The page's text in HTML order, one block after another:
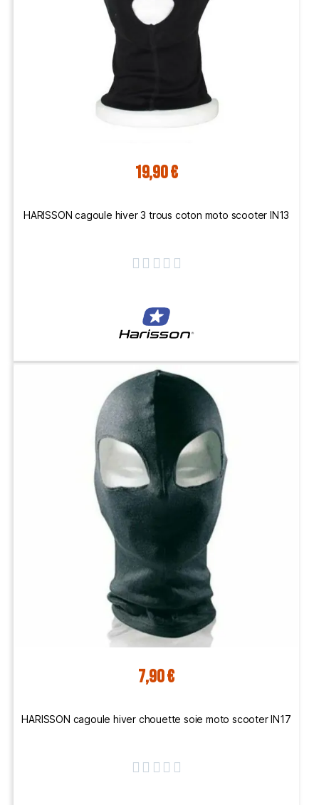
19,90 €
HARISSON cagoule hiver 3 trous coton moto scooter IN13
    
7,90 €
HARISSON cagoule hiver chouette soie moto scooter IN17
    